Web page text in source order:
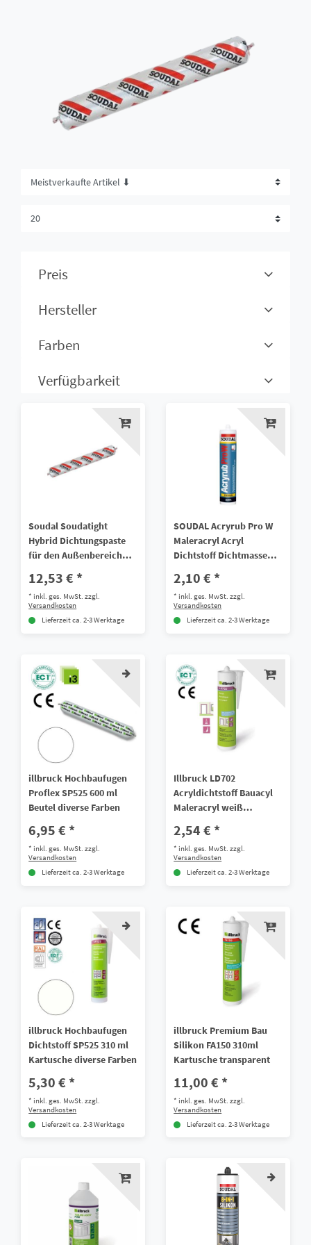
Preis
Hersteller
Farben
Verfügbarkeit
Soudal Soudatight
Hybrid Dichtungspaste
für den Außenbereich
12,53 € *
*inkl. ges. MwSt. zzgl.
Versandkosten
Lieferzeit ca. 2-3 Werktage
SOUDAL Acryrub Pro W
Maleracryl Acryl
Dichtstoff Dichtmasse
Fugendichtstoff weiß 310
ml
2,10 € *
*inkl. ges. MwSt. zzgl.
Versandkosten
Lieferzeit ca. 2-3 Werktage
illbruck Hochbaufugen
Proflex SP525 600 ml
Beutel diverse Farben
6,95 € *
*inkl. ges. MwSt. zzgl.
Versandkosten
Lieferzeit ca. 2-3 Werktage
Illbruck LD702
Acryldichtstoff Bauacyl
Maleracryl weiß
2,54 € *
*inkl. ges. MwSt. zzgl.
Versandkosten
Lieferzeit ca. 2-3 Werktage
illbruck Hochbaufugen
Dichtstoff SP525 310 ml
Kartusche diverse Farben
5,30 € *
*inkl. ges. MwSt. zzgl.
Versandkosten
Lieferzeit ca. 2-3 Werktage
illbruck Premium Bau
Silikon FA150 310ml
Kartusche transparent
11,00 € *
*inkl. ges. MwSt. zzgl.
Versandkosten
Lieferzeit ca. 2-3 Werktage